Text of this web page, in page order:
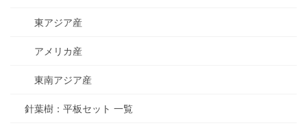
東アジア産
アメリカ産
東南アジア産
針葉樹：平板セット 一覧